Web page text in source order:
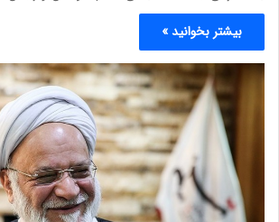
بیشتر بخوانید »